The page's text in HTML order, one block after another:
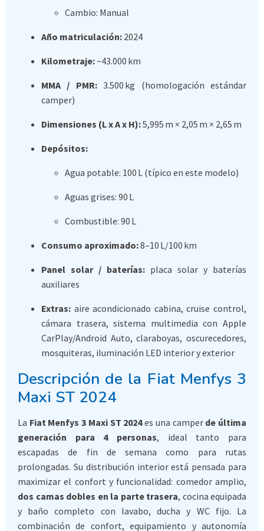
Cambio: Manual
Año matriculación: 2024
Kilometraje:~43.000 km
MMA / PMR:3.500 kg (homologación estándar
camper)
Dimensiones (L x A x H):5,995 m × 2,05 m × 2,65 m
Depósitos:
Agua potable: 100 L (típico en este modelo)
Aguas grises: 90 L
Combustible: 90 L
Consumo aproximado:8–10 L/100 km
Panel solar / baterías: placa solar y baterías
auxiliares
Extras: aire acondicionado cabina, cruise control,
cámara trasera, sistema multimedia con Apple
CarPlay/Android Auto, claraboyas, oscurecedores,
mosquiteras, iluminación LED interior y exterior
Descripción de la Fiat Menfys 3
Maxi ST 2024
La Fiat Menfys 3 Maxi ST 2024es una camper de última
generación para 4 personas, ideal tanto para
escapadas de fin de semana como para rutas
prolongadas. Su distribución interior está pensada para
maximizar el confort y funcionalidad: comedor amplio,
dos camas dobles en la parte trasera, cocina equipada
y baño completo con lavabo, ducha y WC fijo. La
combinación de confort, equipamiento y autonomía